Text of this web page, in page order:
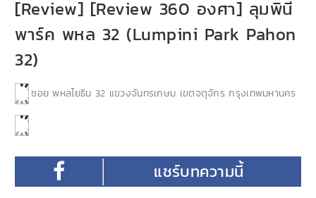
[Review] [Review 360 องศา] ลุมพินี
พาร์ค พหล 32 (Lumpini Park Pahon
32)
ซอย พหลโยธิน 32 แขวงจันทรเกษม เขตจตุจักร กรุงเทพมหานคร